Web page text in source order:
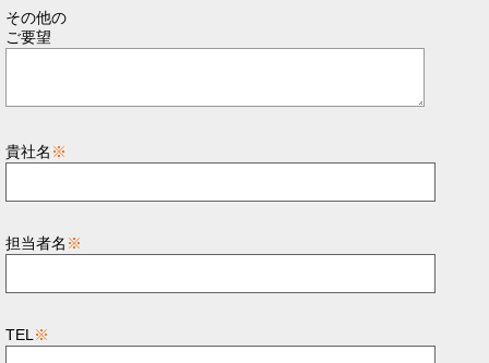
その他の
ご要望
貴社名 ※
担当者名 ※
TEL ※